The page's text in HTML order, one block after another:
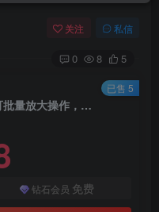
关注 私信
0 8 5
快手小游戏刷广告4.0玩法，项目可批量放大操作，手机有电有网即可。单…
钻石会员 免费
已售 5